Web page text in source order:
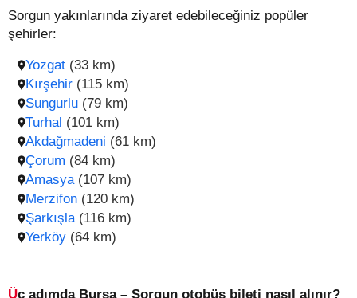
Sorgun yakınlarında ziyaret edebileceğiniz popüler
şehirler:
Yozgat (33 km)
Çorum (84 km)
Kırşehir (115 km)
Amasya (107 km)
Sungurlu (79 km)
Merzifon (120 km)
Turhal (101 km)
Şarkışla (116 km)
Akdağmadeni (61 km)
Yerköy (64 km)
Üç adımda Bursa – Sorgun otobüs bileti nasıl alınır?